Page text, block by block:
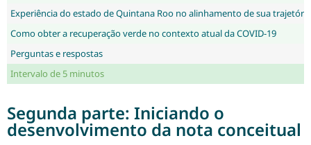
Experiência do estado de Quintana Roo no alinhamento de sua
Como obter a recuperação verde no contexto atual da COVID-19
Perguntas e respostas
Intervalo de 5 minutos
Segunda parte: Iniciando o
desenvolvimento da nota conceitual